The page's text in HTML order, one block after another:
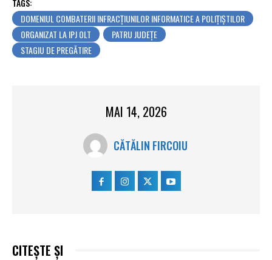
TAGS:
DOMENIUL COMBATERII INFRACȚIUNILOR INFORMATICE A POLIȚIȘTILOR
ORGANIZAT LA IPJ OLT
PATRU JUDEȚE
STAGIU DE PREGĂTIRE
MAI 14, 2026
CĂTĂLIN FIRCOIU
CITEȘTE ȘI